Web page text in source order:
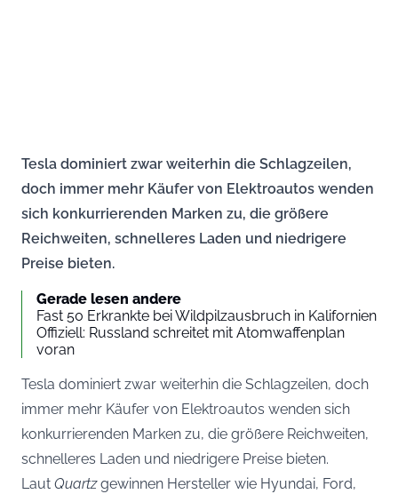
Tesla dominiert zwar weiterhin die Schlagzeilen,
doch immer mehr Käufer von Elektroautos wenden
sich konkurrierenden Marken zu, die größere
Reichweiten, schnelleres Laden und niedrigere
Preise bieten.
Gerade lesen andere
Fast 50 Erkrankte bei Wildpilzausbruch in Kalifornien
Offiziell: Russland schreitet mit Atomwaffenplan
voran
Tesla dominiert zwar weiterhin die Schlagzeilen, doch
immer mehr Käufer von Elektroautos wenden sich
konkurrierenden Marken zu, die größere Reichweiten,
schnelleres Laden und niedrigere Preise bieten.
Laut Quartzgewinnen Hersteller wie Hyundai, Ford,